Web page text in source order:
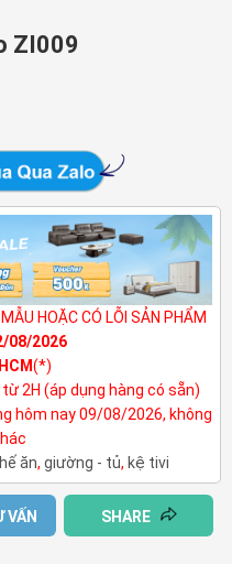
ZI009
HOẶC CÓ LỖI SẢN PHẨM
08/2026
(*)
2H (áp dụng hàng có sẵn)
hôm nay 09/08/2026, không
ăn, giường - tủ, kệ tivi
VẤN SHARE